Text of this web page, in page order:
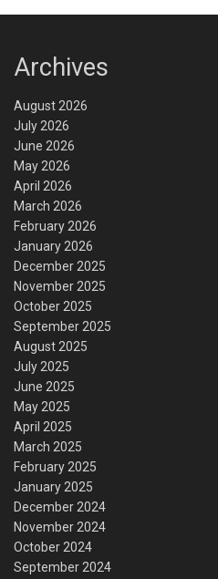
Archives
August 2026
July 2026
June 2026
May 2026
April 2026
March 2026
February 2026
January 2026
December 2025
November 2025
October 2025
September 2025
August 2025
July 2025
June 2025
May 2025
April 2025
March 2025
February 2025
January 2025
December 2024
November 2024
October 2024
September 2024